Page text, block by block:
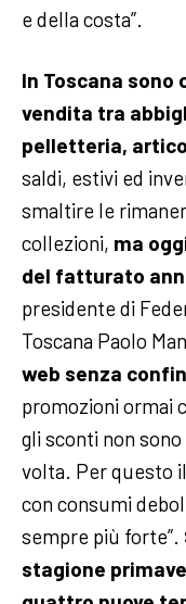
e della costa”.
In Toscana
vendita tra
pelletteria,
saldi, estivi ed
smaltire le
collezioni, ma
del fatturato
presidente di
Toscana Paolo
web senza
promozioni ormai
gli sconti non
volta. Per questo
con consumi
sempre più forte”.
stagione